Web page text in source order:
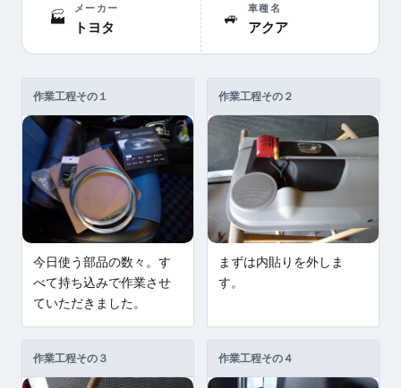
🏭
メーカー
トヨタ
🚙
車種名
アクア
作業工程その１
今日使う部品の数々。す
べて持ち込みで作業させ
ていただきました。
作業工程その２
まずは内貼りを外しま
す。
作業工程その３ 作業工程その４